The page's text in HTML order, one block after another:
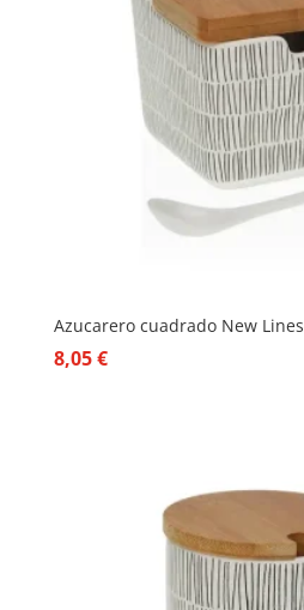
Azucarero cuadrado New Lines
8,05€